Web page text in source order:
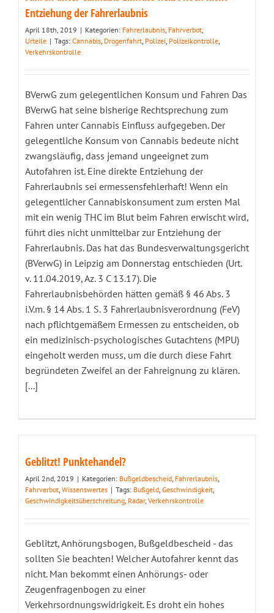
Entziehung der Fahrerlaubnis
April 18th, 2019 | Kategorien: Fahrerlaubnis, Fahrverbot,
Urteile | Tags: Cannabis, Drogenfahrt, Polizei, Polizeikontrolle,
Verkehrskontrolle
BVerwG zum gelegentlichen Konsum und Fahren Das
BVerwG hat seine bisherige Rechtsprechung zum
Fahren unter Cannabis Einfluss aufgegeben. Der
gelegentliche Konsum von Cannabis bedeute nicht
zwangsläufig, dass jemand ungeeignet zum
Autofahren ist. Eine direkte Entziehung der
Fahrerlaubnis sei ermessensfehlerhaft! Wenn ein
gelegentlicher Cannabiskonsument zum ersten Mal
mit ein wenig THC im Blut beim Fahren erwischt wird,
führt dies nicht unmittelbar zur Entziehung der
Fahrerlaubnis. Das hat das Bundesverwaltungsgericht
(BVerwG) in Leipzig am Donnerstag entschieden (Urt.
v. 11.04.2019, Az. 3 C 13.17). Die
Fahrerlaubnisbehörden hätten gemäß § 46 Abs. 3
i.V.m. § 14 Abs. 1 S. 3 Fahrerlaubnisverordnung (FeV)
nach pflichtgemäßem Ermessen zu entscheiden, ob
ein medizinisch-psychologisches Gutachtens (MPU)
eingeholt werden muss, um die durch diese Fahrt
begründeten Zweifel an der Fahreignung zu klären.
[...]
Geblitzt! Punktehandel?
April 2nd, 2019 | Kategorien: Bußgeldbescheid, Fahrerlaubnis,
Fahrverbot, Wissenswertes | Tags: Bußgeld, Geschwindigkeit,
Geschwindigkeitsüberschreitung, Radar, Verkehrskontrolle
Geblitzt, Anhörungsbogen, Bußgeldbescheid - das
sollten Sie beachten! Welcher Autofahrer kennt das
nicht. Man bekommt einen Anhörungs- oder
Zeugenfragenbogen zu einer
Verkehrsordnungswidrigkeit. Es droht ein hohes